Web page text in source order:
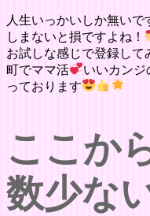
人生いっかいしか無い
しまないと損ですよね！
お試しな感じで登録して
町でママ活
いいカン
っております
ここか
数少な